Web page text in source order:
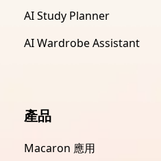
AI Study Planner
AI Wardrobe Assistant
產品
Macaron 應用